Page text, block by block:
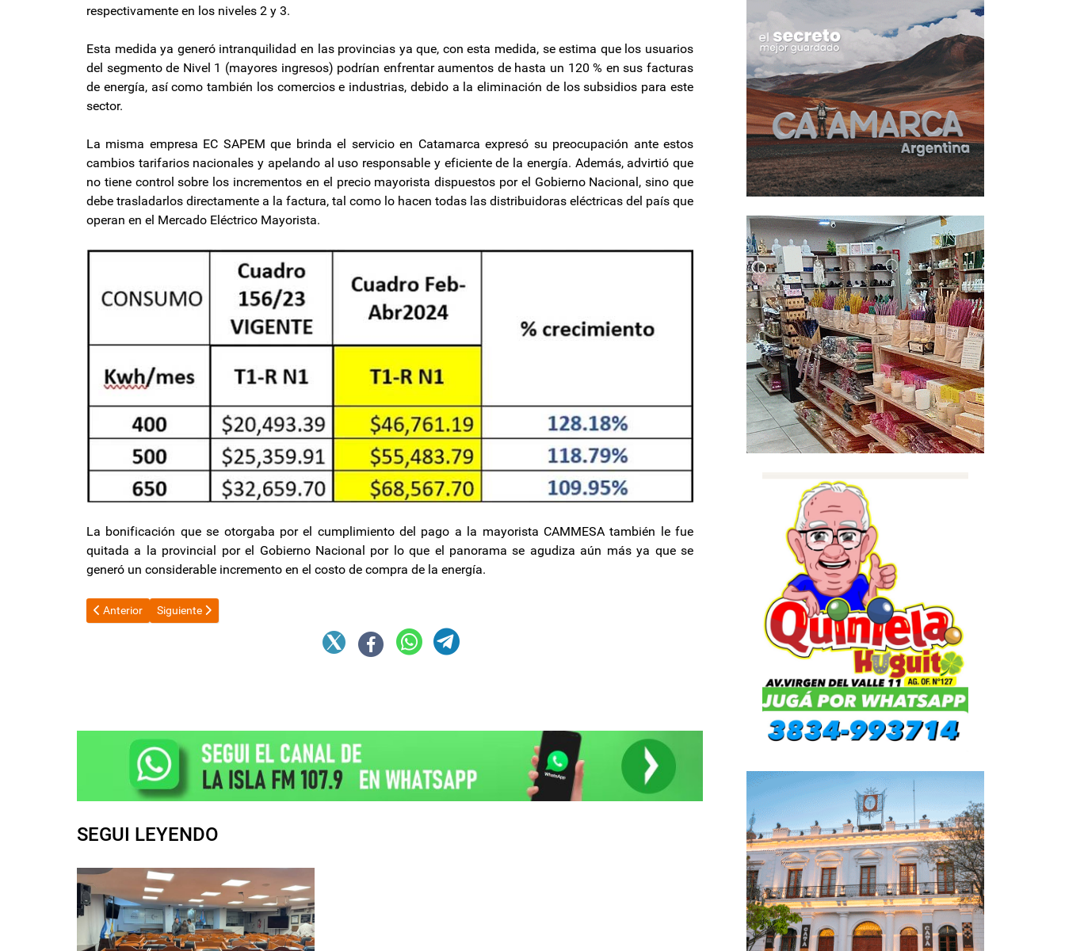
respectivamente en los niveles 2 y 3.
Esta medida ya generó intranquilidad en las provincias ya que, con esta medida, se estima que los usuarios
del segmento de Nivel 1 (mayores ingresos) podrían enfrentar aumentos de hasta un 120 % en sus facturas
de energía, así como también los comercios e industrias, debido a la eliminación de los subsidios para este
sector.
La misma empresa EC SAPEM que brinda el servicio en Catamarca expresó su preocupación ante estos
cambios tarifarios nacionales y apelando al uso responsable y eficiente de la energía. Además, advirtió que
no tiene control sobre los incrementos en el precio mayorista dispuestos por el Gobierno Nacional, sino que
debe trasladarlos directamente a la factura, tal como lo hacen todas las distribuidoras eléctricas del país que
operan en el Mercado Eléctrico Mayorista.
La bonificación que se otorgaba por el cumplimiento del pago a la mayorista CAMMESA también le fue
quitada a la provincial por el Gobierno Nacional por lo que el panorama se agudiza aún más ya que se
generó un considerable incremento en el costo de compra de la energía.
Artículo anterior: Es oficial: el Gobierno convocó al Consejo del Salario
Anterior Artículo siguiente: Incremento del 20% para beneficiarios de becas provinciales
Siguiente
SEGUI LEYENDO